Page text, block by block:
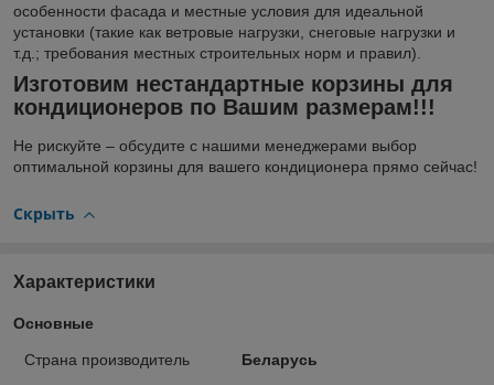
особенности фасада и местные условия для идеальной
установки (такие как ветровые нагрузки, снеговые нагрузки и
т.д.; требования местных строительных норм и правил).
Изготовим нестандартные корзины для
кондиционеров по Вашим размерам!!!
Не рискуйте – обсудите с нашими менеджерами выбор
оптимальной корзины для вашего кондиционера прямо сейчас!
Скрыть
Характеристики
Основные
Страна производитель Беларусь